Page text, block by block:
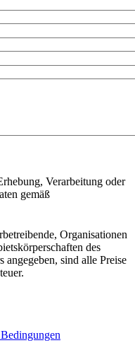
Verarbeitung oder
gemäß
Organisationen
des
sind alle Preise